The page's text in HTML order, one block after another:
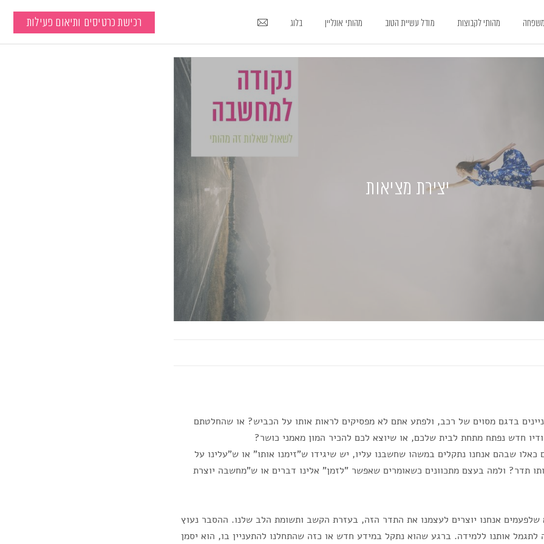
מהותי לקבוצות מודל עשיית הטוב מהותי אונליין בלוג רכישת כרטיסים ותיאום פעילות
יצירת מציאות
בדגם מסוים של רכב, ולפתע אתם לא מפסיקים לראות אותו על הכביש? או שהחלטתם
חדש נפתח מתחת לבית שלכם, או שיוצא לכם להכיר המון מאמני כושר?
כאלו שבהם אנחנו נתקלים במשהו שחשבנו עליו, יש שיגידו ש"זימנו אותו" או ש"עלינו על
תדר? ולמה בעצם מתכוונים כשאומרים שאפשר "לזמן" אלינו דברים או ש"מחשבה יוצרת
אנחנו יוצרים לעצמנו את התדר הזה, בעזרת הקשב ותשומת הלב שלנו. ההסבר נעוץ
לתגמל אותנו ללמידה. ברגע שהוא נתקל במידע חדש או כזה שהתחלנו להתעניין בו, הוא יסמן